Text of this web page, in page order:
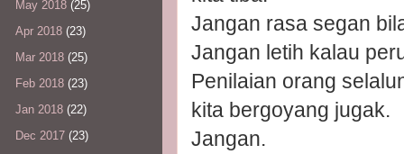
Jangan rasa segan
Jangan letih kalau
Penilaian orang
kita bergoyang jugak.
Jangan.
May 2018 (25)
Apr 2018 (23)
Mar 2018 (25)
Feb 2018 (23)
Jan 2018 (22)
Dec 2017 (23)